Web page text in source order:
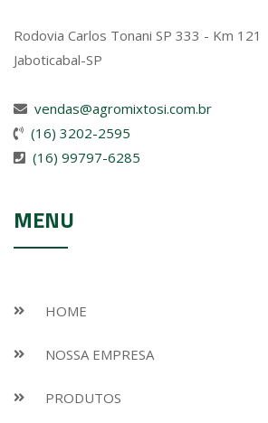
Rodovia Carlos Tonani SP 333 - Km 121
Jaboticabal-SP
vendas@agromixtosi.com.br
(16) 3202-2595
(16) 99797-6285
MENU
HOME
NOSSA EMPRESA
PRODUTOS